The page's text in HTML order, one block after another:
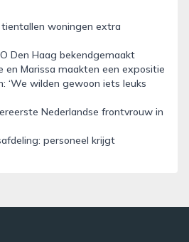
woningen extra
Den Haag bekendgemaakt
en Marissa maakten een expositie
‘We wilden gewoon iets leuks
Nederlandse frontvrouw in
personeel krijgt